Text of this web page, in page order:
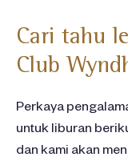
Cari tahu
Club
Perkaya
untuk liburan
dan kami akan